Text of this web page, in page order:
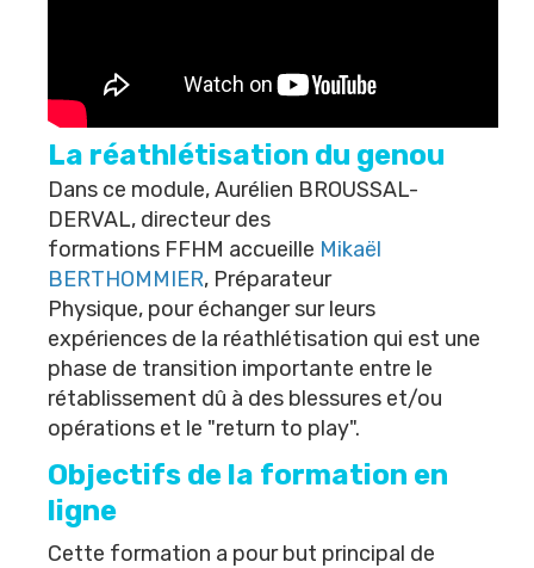
La réathlétisation du genou
Dans ce module,Aurélien BROUSSAL-
DERVAL, directeur des
formations FFHM accueille Mikaël
BERTHOMMIER, Préparateur
Physique, pour échanger sur leurs
expériences de la réathlétisation qui est une
phase de transition importante entre le
rétablissement dû à des blessures et/ou
opérations et le "return to play".
Objectifs de la formation en
ligne
Cette formation a pour but principal de